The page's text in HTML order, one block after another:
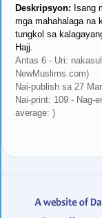
Deskripsyon: Isang
mga mahahalaga na
tungkol sa
Hajj.
Antas 6 - Uri:
NewMuslims.com)
Nai-publish sa 27
Nai-print: 109 - Nag-
average: )